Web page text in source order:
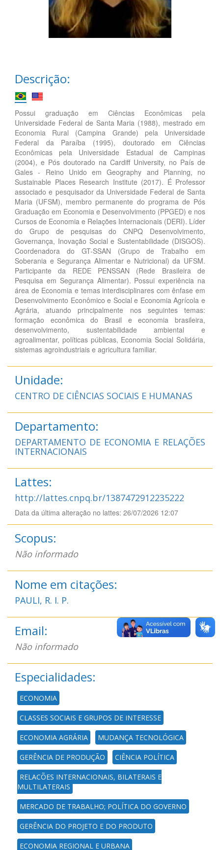
Descrição:
Possui graduação em Ciências Econômicas pela
Universidade Federal de Santa Maria (1988), mestrado em
Economia Rural (Campina Grande) pela Universidade
Federal da Paraíba (1995), doutorado em Ciências
Econômicas pela Universidade Estadual de Campinas
(2004), e Pós doutorado na Cardiff University, no País de
Gales - Reino Unido em Geography and Planning, no
Sustainable Places Research Institute (2017). É Professor
associado e pesquisador da Universidade Federal de Santa
Maria (UFSM), membro permanente do programa de Pós
Graduação em Economia e Desenvolvimento (PPGED) e nos
Cursos de Economia e Relações Internacionais (DERI). Líder
do Grupo de pesquisas do CNPQ Desenvolvimento,
Governança, Inovação Social e Sustentabilidade (DISGOS).
Coordenadora do GT-SSAN (Grupo de Trabalho em
Soberania e Segurança Alimentar e Nutricional) da UFSM.
Participante da REDE PENSSAN (Rede Brasileira de
Pesquisa em Segurança Alimentar). Possui experiência na
área de Economia e temas interdisciplinares com ênfase em
Desenvolvimento Econômico e Social e Economia Agrícola e
Agrária, atuando principalmente nos seguintes temas:
formação econômica do Brasil e economia brasileira,
desenvolvimento, sustentabilidade ambiental e
agroalimentar, políticas públicas, Economia Social Solidária,
sistemas agroindustriais e agricultura familiar.
Unidade:
CENTRO DE CIÊNCIAS SOCIAIS E HUMANAS
Departamento:
DEPARTAMENTO DE ECONOMIA E RELAÇÕES
INTERNACIONAIS
Lattes:
http://lattes.cnpq.br/1387472912235222
Data da última alteração no lattes: 26/07/2026 12:07
Scopus:
Não informado
Nome em citações:
PAULI, R. I. P.
Email:
Não informado
Especialidades:
ECONOMIA
CLASSES SOCIAIS E GRUPOS DE INTERESSE
ECONOMIA AGRÁRIA MUDANÇA TECNOLÓGICA
GERÊNCIA DE PRODUÇÃO CIÊNCIA POLÍTICA
RELAÇÕES INTERNACIONAIS, BILATERAIS E
MULTILATERAIS
MERCADO DE TRABALHO; POLÍTICA DO GOVERNO
GERÊNCIA DO PROJETO E DO PRODUTO
ECONOMIA REGIONAL E URBANA